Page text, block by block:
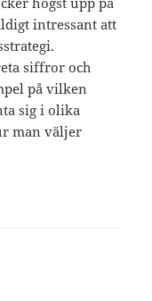
intressant att
siffror och
på vilken
sig i olika
man väljer